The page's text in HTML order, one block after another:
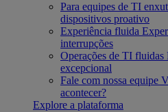
Para equipes de TI
dispositivos proativo
Experiência fluida
interrupções
Operações de TI fluidas
excepcional
Fale com nossa equipe
acontecer?
Explore a plataforma